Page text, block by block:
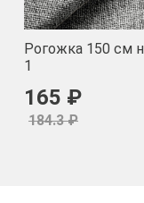
Рогожка 150 см
1
165 ₽
184.3 ₽